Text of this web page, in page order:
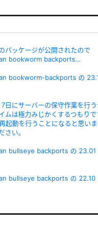
パッケージが公開されたので
bookworm backports…
bookworm-backports の
日にサーバーの保守作業を行
ムは極力みじかくするつもりで
起動を行うことになると思いま
さい。
bullseye backports の 23.01
bullseye backports の 22.10